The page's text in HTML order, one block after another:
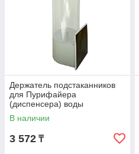
Держатель подстаканников
для Пурифайера
(диспенсера) воды
В наличии
3 572 ₸